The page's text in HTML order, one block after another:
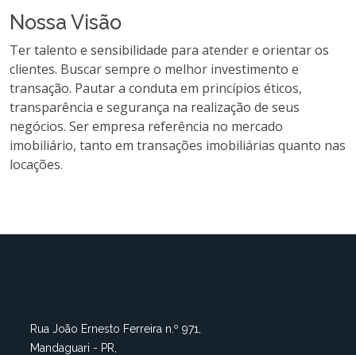
Nossa Visão
Ter talento e sensibilidade para atender e orientar os
clientes. Buscar sempre o melhor investimento e
transação. Pautar a conduta em princípios éticos,
transparência e segurança na realização de seus
negócios. Ser empresa referência no mercado
imobiliário, tanto em transações imobiliárias quanto nas
locações.
Rua João Ernesto Ferreira n.º 971,
Mandaguari - PR,